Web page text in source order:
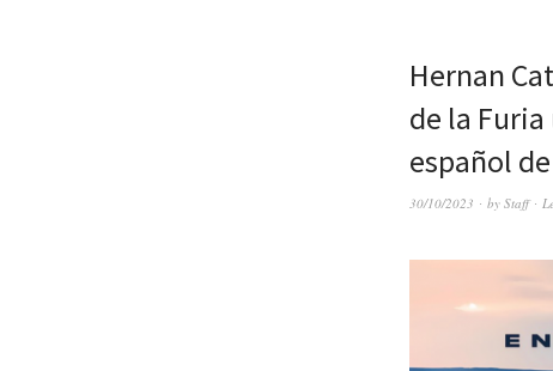
Hernan
de la
español
30/10/2023 by Staff